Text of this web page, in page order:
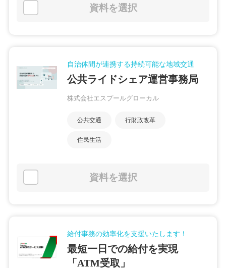
資料を選択
自治体間が連携する持続可能な地域交通
公共ライドシェア運営事務局
株式会社エスプールグローカル
公共交通 行財政改革
住民生活
資料を選択
給付事務の効率化を支援いたします！
最短一日での給付を実現
「ATM受取」